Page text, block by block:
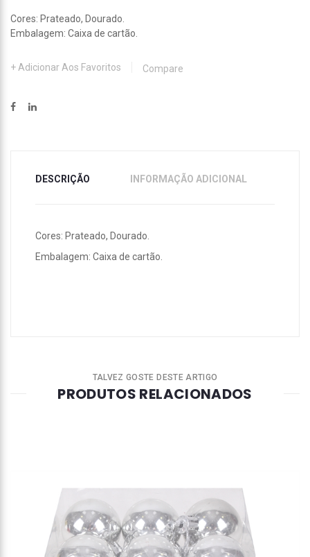
Cores: Prateado, Dourado.
Embalagem: Caixa de cartão.
Adicionar Aos Favoritos Compare
DESCRIÇÃO INFORMAÇÃO ADICIONAL
Cores: Prateado, Dourado.
Embalagem: Caixa de cartão.
TALVEZ GOSTE DESTE ARTIGO
PRODUTOS RELACIONADOS